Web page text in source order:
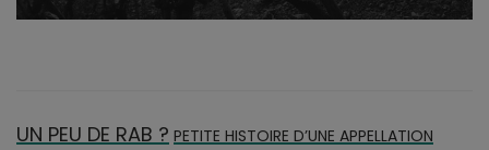
UN PEU DE RAB ? PETITE HISTOIRE D’UNE APPELLATION